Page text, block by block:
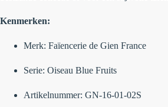
Kenmerken:
Merk: Faïencerie de Gien France
Serie: Oiseau Blue Fruits
Artikelnummer: GN-16-01-02S